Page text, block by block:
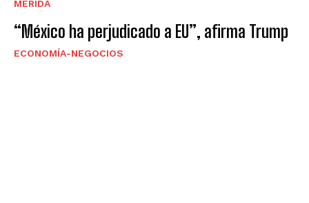
MÉRIDA
“México ha perjudicado a EU”, afirma Trump
ECONOMÍA-NEGOCIOS